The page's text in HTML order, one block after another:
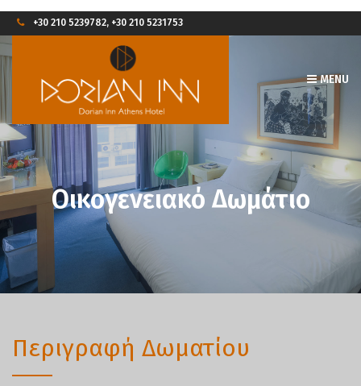
+30 210 5239782, +30 210 5231753
MENU
Οικογενειακό Δωμάτιο
Περιγραφή Δωματίου